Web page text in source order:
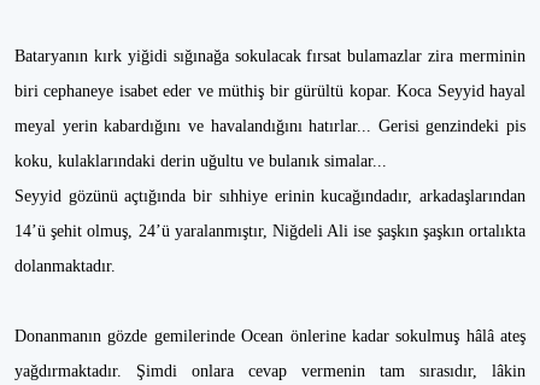
Bataryanın kırk yiğidi sığınağa sokulacak fırsat bulamazlar zira merminin
biri cephaneye isabet eder ve müthiş bir gürültü kopar. Koca Seyyid hayal
meyal yerin kabardığını ve havalandığını hatırlar... Gerisi genzindeki pis
koku, kulaklarındaki derin uğultu ve bulanık simalar...
Seyyid gözünü açtığında bir sıhhiye erinin kucağındadır, arkadaşlarından
14’ü şehit olmuş, 24’ü yaralanmıştır, Niğdeli Ali ise şaşkın şaşkın ortalıkta
dolanmaktadır.
Donanmanın gözde gemilerinde Ocean önlerine kadar sokulmuş hâlâ ateş
yağdırmaktadır. Şimdi onlara cevap vermenin tam sırasıdır, lâkin